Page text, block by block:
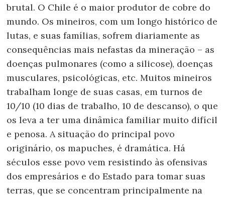
brutal. O Chile é o maior produtor de cobre do
mundo. Os mineiros, com um longo histórico de
lutas, e suas famílias, sofrem diariamente as
consequências mais nefastas da mineração – as
doenças pulmonares (como a silicose), doenças
musculares, psicológicas, etc. Muitos mineiros
trabalham longe de suas casas, em turnos de
10/10 (10 dias de trabalho, 10 de descanso), o que
os leva a ter uma dinâmica familiar muito difícil
e penosa. A situação do principal povo
originário, os mapuches, é dramática. Há
séculos esse povo vem resistindo às ofensivas
dos empresários e do Estado para tomar suas
terras, que se concentram principalmente na